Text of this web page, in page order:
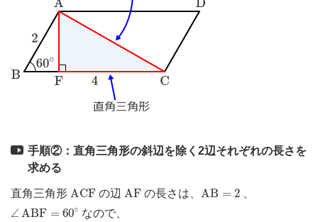
手順②：直角三角形の斜辺を除く2辺それぞれの長さを
求める
直角三角形 ACF
A CF の辺 AF
A F の長さは、 AB = 2
A B=
∠ABF = 60∘
∠ A BF= ∘ なので、